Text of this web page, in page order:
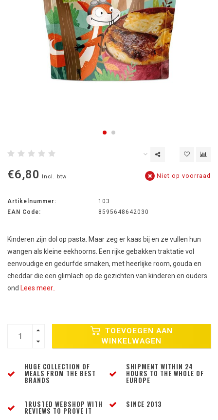
€6,80 Incl. btw Niet op voorraad
Artikelnummer:
103
EAN Code:
8595648642030
Kinderen zijn dol op pasta. Maar zeg er kaas bij en ze vullen hun
wangen als kleine eekhoorns. Een rijke gebakken traktatie vol
eenvoudige en gedurfde smaken, met heerlijke room, gouda en
cheddar die een glimlach op de gezichten van kinderen en ouders
ond Lees meer..
TOEVOEGEN AAN
WINKELWAGEN
HUGE COLLECTION OF
MEALS FROM THE BEST
BRANDS
SHIPMENT WITHIN 24
HOURS TO THE WHOLE OF
EUROPE
TRUSTED WEBSHOP WITH
REVIEWS TO PROVE IT
SINCE 2013